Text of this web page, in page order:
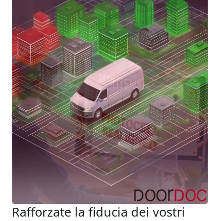
Rafforzate la fiducia dei vostri